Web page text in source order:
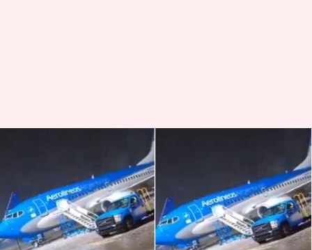
Argentina: తుపాను ధాటికి భారీ
గాలులు.. కొట్టుకుపోయిన విమానం
వ్రాసిన వారు Stalin Dec 20, 2023 03:50 pm
ఈ వార్తాకథనం ఏంటి